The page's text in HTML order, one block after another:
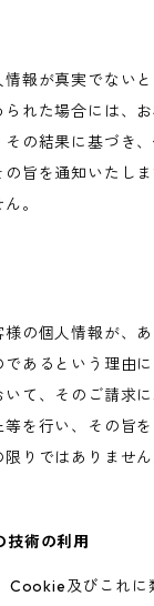
報が真実でない
られた場合には
の結果に基づき
旨を通知いたし
。
の個人情報が、
あるという理由
て、そのご請求
を行い、その旨
りではありません
術の利用
Cookie及びこれ